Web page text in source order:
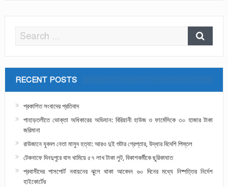
RECENT POSTS
প্রকাশিত সংবাদের প্রতিবাদ
পাহাড়তলীতে ভোক্তা অধিকারের অভিযান: বিরিয়ানী হাউজ ও ফার্মেসিকে ৩০ হাজার টাকা
জরিমানা
রাউজানে যুবদল নেতা মাসুদ হত্যা: আরও দুই শুটার গ্রেপ্তার, উদ্ধার বিদেশি পিস্তল
টেকনাফে দিনদুপুরে বাস থামিয়ে ৫৭ লাখ টাকা লুট, বিকাশকর্মীকে ছুরিকাঘাত
প্রবাসীদের পাসপোর্ট নবায়নের ঝুলে থাকা আবেদন ৬০ দিনের মধ্যে নিষ্পত্তির নির্দেশ
হাইকোর্টের